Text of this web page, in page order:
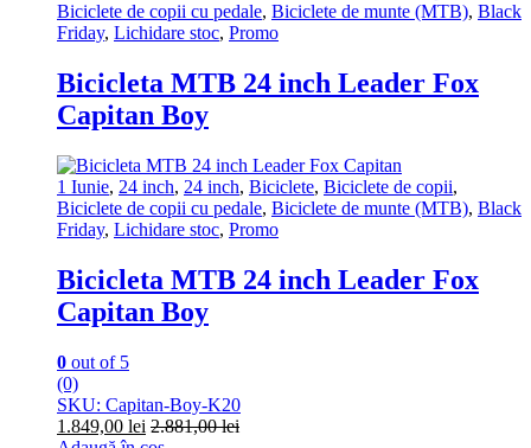
Biciclete de copii cu pedale, Biciclete de munte (MTB), Black
Friday, Lichidare stoc, Promo
Bicicleta MTB 24 inch Leader Fox
Capitan Boy
1 Iunie, 24 inch, 24 inch, Biciclete, Biciclete de copii,
Biciclete de copii cu pedale, Biciclete de munte (MTB), Black
Friday, Lichidare stoc, Promo
Bicicleta MTB 24 inch Leader Fox
Capitan Boy
0 out of 5
(0)
SKU: Capitan-Boy-K20
1.849,00 lei 2.881,00lei